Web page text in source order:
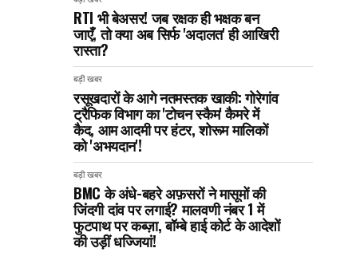
RTI भी बेअसर! जब रक्षक ही भक्षक बन
जाएँ, तो क्या अब सिर्फ 'अदालत' ही आखिरी
रास्ता?
बड़ी खबर
रसूखदारों के आगे नतमस्तक खाकी: गोरेगांव
ट्रैफिक विभाग का 'टोचन स्कैम' कैमरे में
कैद, आम आदमी पर हंटर, शोरूम मालिकों
को 'अभयदान'!
बड़ी खबर
BMC के अंधे-बहरे अफ़सरों ने मासूमों की
जिंदगी दांव पर लगाई? मालवणी नंबर 1 में
फुटपाथ पर कब्ज़ा, बॉम्बे हाई कोर्ट के आदेशों
की उड़ीं धज्जियां!